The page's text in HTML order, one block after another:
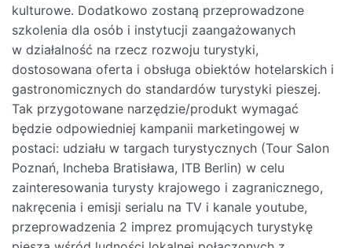
kulturowe. Dodatkowo zostaną przeprowadzone
szkolenia dla osób i instytucji zaangażowanych
w działalność na rzecz rozwoju turystyki,
dostosowana oferta i obsługa obiektów hotelarskich i
gastronomicznych do standardów turystyki pieszej.
Tak przygotowane narzędzie/produkt wymagać
będzie odpowiedniej kampanii marketingowej w
postaci: udziału w targach turystycznych (Tour Salon
Poznań, Incheba Bratisława, ITB Berlin) w celu
zainteresowania turysty krajowego i zagranicznego,
nakręcenia i emisji serialu na TV i kanale youtube,
przeprowadzenia 2 imprez promujących turystykę